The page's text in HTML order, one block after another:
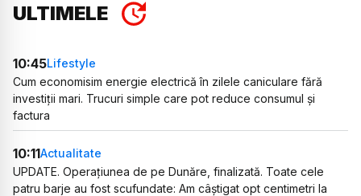
ULTIMELE
10:45Lifestyle
Cum economisim energie electrică în zilele caniculare fără
investiții mari. Trucuri simple care pot reduce consumul și
factura
10:11Actualitate
UPDATE. Operațiunea de pe Dunăre, finalizată. Toate cele
patru barje au fost scufundate: Am câștigat opt centimetri la